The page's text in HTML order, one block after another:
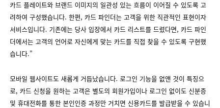
카드 플레이트와 브랜드 이미지의 일관성 있는 흐름이 이어질 수 있도록 고
려하여 구성했습니다. 한편, 카드 파인더는 고객을 위한 직관적인 표현이자
서비스입니다. 기존에는 당사 입장에서 카드 리스트를 드렸다면, 카드 파인
더에서는 고객의 언어로 자신에게 맞는 카드를 직접 찾을 수 있도록 구현했
습니다.”
모바일 웹사이트도 새롭게 거듭났습니다. 로그인 기능을 없앤 것이 특징으
로, 카드 신청을 원하는 고객은 별도의 회원가입이나 로그인 없이도 신분증
및 휴대전화를 통한 본인인증 과정만 거치면 신용카드를 발급받을 수 있습니